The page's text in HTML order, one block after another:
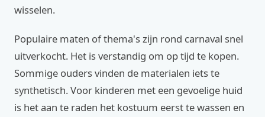
wisselen.
Populaire maten of thema's zijn rond carnaval snel
uitverkocht. Het is verstandig om op tijd te kopen.
Sommige ouders vinden de materialen iets te
synthetisch. Voor kinderen met een gevoelige huid
is het aan te raden het kostuum eerst te wassen en